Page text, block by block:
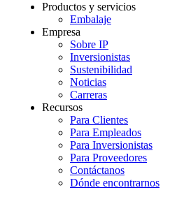
Productos y servicios
Embalaje
Empresa
Sobre IP
Inversionistas
Sustenibilidad
Noticias
Carreras
Recursos
Para Clientes
Para Empleados
Para Inversionistas
Para Proveedores
Contáctanos
Dónde encontrarnos